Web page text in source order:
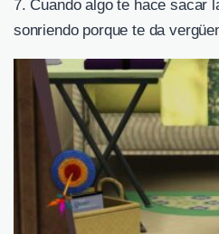
7. Cuando algo te hace sacar
sonriendo porque te da